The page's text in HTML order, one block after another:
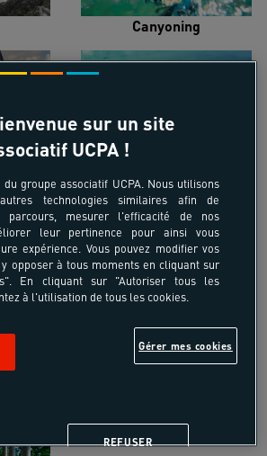
Canyoning
Kayak de mer
Trek-Randonnée pédestre
Vélo de randonnée
sur un site
UCPA !
groupe associatif UCPA. Nous utilisons
technologies similaires afin de
parcours, mesurer l'efficacité de nos
leur pertinence pour ainsi vous
expérience. Vous pouvez modifier vos
opposer à tous moments en cliquant sur
En cliquant sur "Autoriser tous les
à l'utilisation de tous les cookies.
Gérer mes cookies
REFUSER